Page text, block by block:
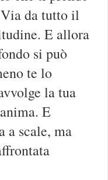
da tutto il
E allora
si può
te lo
la tua
E
a scale, ma